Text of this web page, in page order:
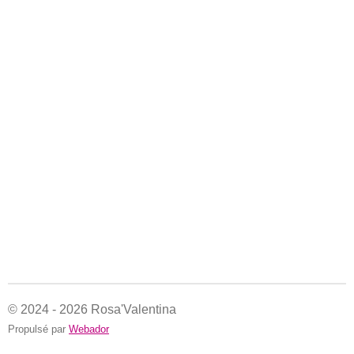
© 2024 - 2026 Rosa'Valentina
Propulsé par Webador